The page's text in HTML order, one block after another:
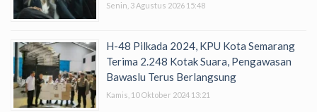
Senin, 3 Agustus 2026 15:48
H-48 Pilkada 2024, KPU Kota Semarang
Terima 2.248 Kotak Suara, Pengawasan
Bawaslu Terus Berlangsung
Kamis, 10 Oktober 2024 13:21